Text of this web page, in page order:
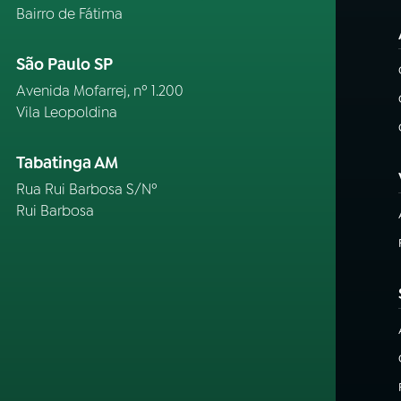
Bairro de Fátima
São Paulo SP
Avenida Mofarrej, nº 1.200
Vila Leopoldina
Tabatinga AM
Rua Rui Barbosa S/Nº
Rui Barbosa